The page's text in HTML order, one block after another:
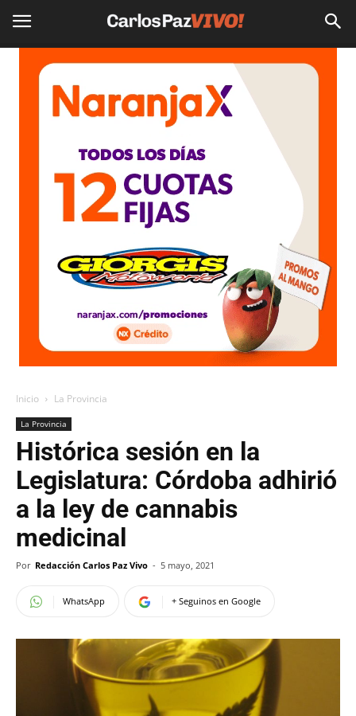
Inicio La Provincia
La Provincia
Histórica sesión en la
Legislatura: Córdoba adhirió
a la ley de cannabis
medicinal
Por Redacción Carlos Paz Vivo - 5 mayo, 2021
WhatsApp + Seguinos en Google